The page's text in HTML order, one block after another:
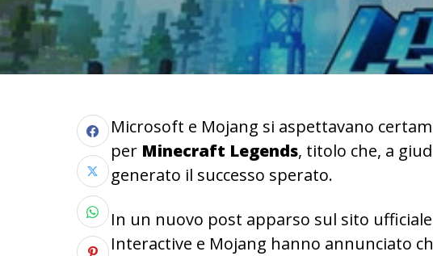
Microsoft e Mojang si aspettavano
per Minecraft Legends, titolo che, a
generato il successo sperato.
In un nuovo post apparso sul sito
Interactive e Mojang hanno annunciato